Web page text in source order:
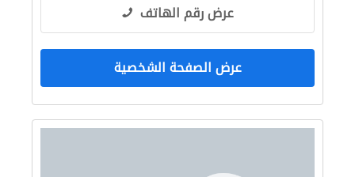
عرض رقم الهاتف
عرض الصفحة الشخصية